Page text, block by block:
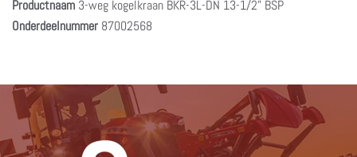
Productnaam 3-weg kogelkraan BKR-3L-DN 13-1/2” BSP
Onderdeelnummer 87002568